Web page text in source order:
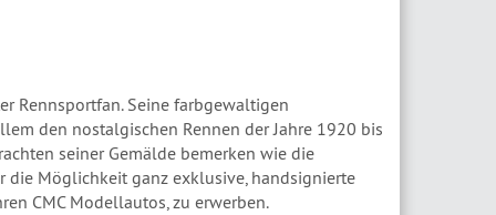
Rennsportfan. Seine farbgewaltigen
den nostalgischen Rennen der Jahre 1920 bis
seiner Gemälde bemerken wie die
Möglichkeit ganz exklusive, handsignierte
CMC Modellautos, zu erwerben.